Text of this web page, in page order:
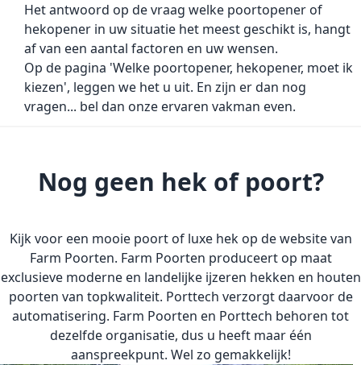
Het antwoord op de vraag welke poortopener of
hekopener in uw situatie het meest geschikt is, hangt
af van een aantal factoren en uw wensen.
Op de pagina 'Welke poortopener, hekopener, moet ik
kiezen', leggen we het u uit. En zijn er dan nog
vragen... bel dan onze ervaren vakman even.
Nog geen hek of poort?
Kijk voor een mooie poort of luxe hek op de website van
Farm Poorten. Farm Poorten produceert op maat
exclusieve moderne en landelijke ijzeren hekken en houten
poorten van topkwaliteit. Porttech verzorgt daarvoor de
automatisering. Farm Poorten en Porttech behoren tot
dezelfde organisatie, dus u heeft maar één
aanspreekpunt. Wel zo gemakkelijk!